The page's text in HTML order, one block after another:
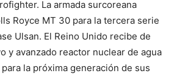
La armada surcoreana
Royce MT 30 para la tercera serie
Ulsan. El Reino Unido recibe de
y avanzado reactor nuclear de agua
la próxima generación de sus